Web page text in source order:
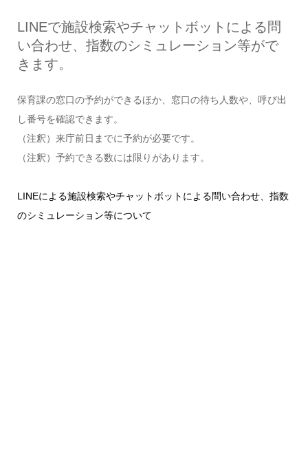
LINEで施設検索やチャットボットによる問
い合わせ、指数のシミュレーション等がで
きます。
保育課の窓口の予約ができるほか、窓口の待ち人数や、呼び出
し番号を確認できます。
（注釈）来庁前日までに予約が必要です。
（注釈）予約できる数には限りがあります。
LINEによる施設検索やチャットボットによる問い合わせ、指数
のシミュレーション等について